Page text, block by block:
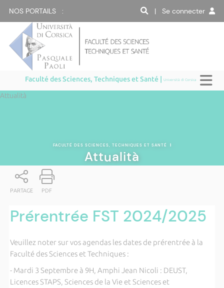
NOS PORTAILS : | Se connecter
Faculté des Sciences, Techniques et Santé |Università di Corsica
Attualità
FACULTÉ DES SCIENCES, TECHNIQUES ET SANTÉ |
Attualità
PARTAGE PDF
Prérentrée FST 2024/2025
Veuillez noter sur vos agendas les dates de prérentrée à la
Faculté des Sciences et Techniques :
- Mardi 3 Septembre à 9H, Amphi Jean Nicoli : DEUST,
Licences STAPS, Sciences de la Vie et Sciences et